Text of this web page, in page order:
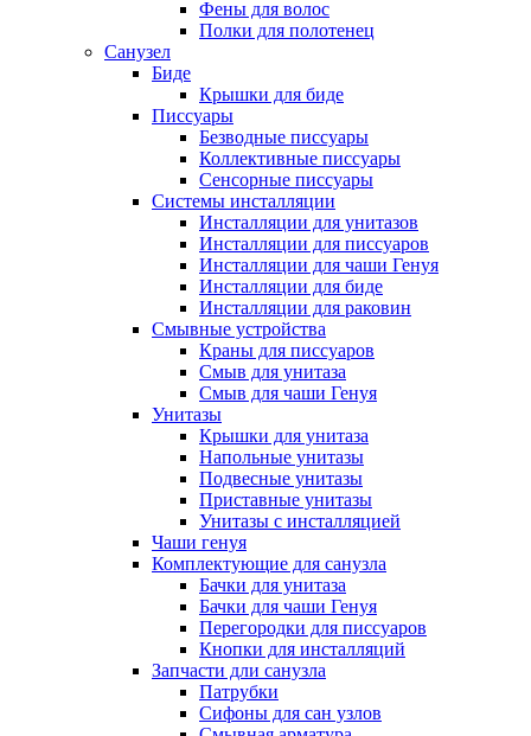
Фены для волос
Полки для полотенец
Санузел
Биде
Крышки для биде
Писсуары
Безводные писсуары
Коллективные писсуары
Сенсорные писсуары
Системы инсталляции
Инсталляции для унитазов
Инсталляции для писсуаров
Инсталляции для чаши Генуя
Инсталляции для биде
Инсталляции для раковин
Смывные устройства
Краны для писсуаров
Смыв для унитаза
Смыв для чаши Генуя
Унитазы
Крышки для унитаза
Напольные унитазы
Подвесные унитазы
Приставные унитазы
Унитазы с инсталляцией
Чаши генуя
Комплектующие для санузла
Бачки для унитаза
Бачки для чаши Генуя
Перегородки для писсуаров
Кнопки для инсталляций
Запчасти дли санузла
Патрубки
Сифоны для сан узлов